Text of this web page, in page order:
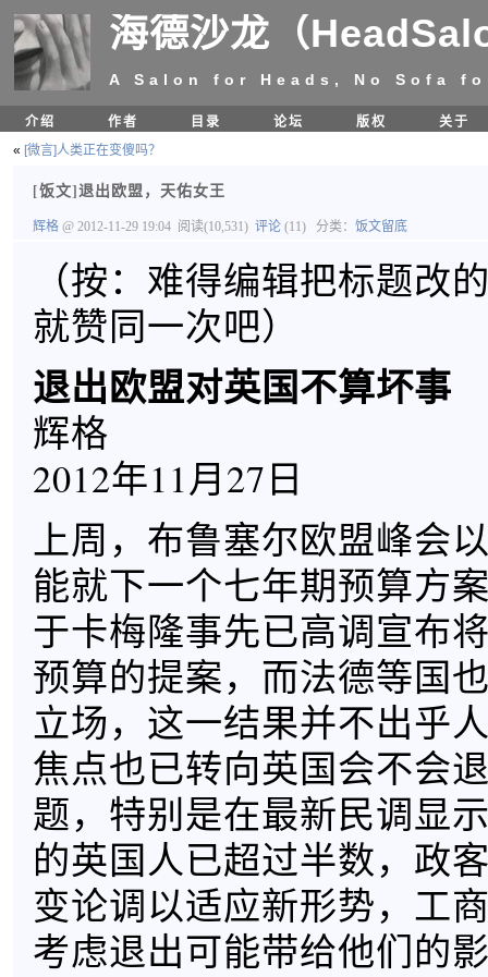
海德沙龙（
A Salon for Heads, No Sofa
介绍 作者 目录 论坛 版权
关于
« [微言]人类正在变傻吗？
[饭文]退出欧盟，天佑女王
辉格 @ 2012-11-29 19:04 阅读(10,531) 评论 (11) 分类： 饭文留底
（按：难得编辑把标题改
就赞同一次吧）
退出欧盟对英国不算坏事
辉格
2012年11月27日
上周，布鲁塞尔欧盟峰会
能就下一个七年期预算方
于卡梅隆事先已高调宣布
预算的提案，而法德等国
立场，这一结果并不出乎
焦点也已转向英国会不会
题，特别是在最新民调显
的英国人已超过半数，政
变论调以适应新形势，工
考虑退出可能带给他们的